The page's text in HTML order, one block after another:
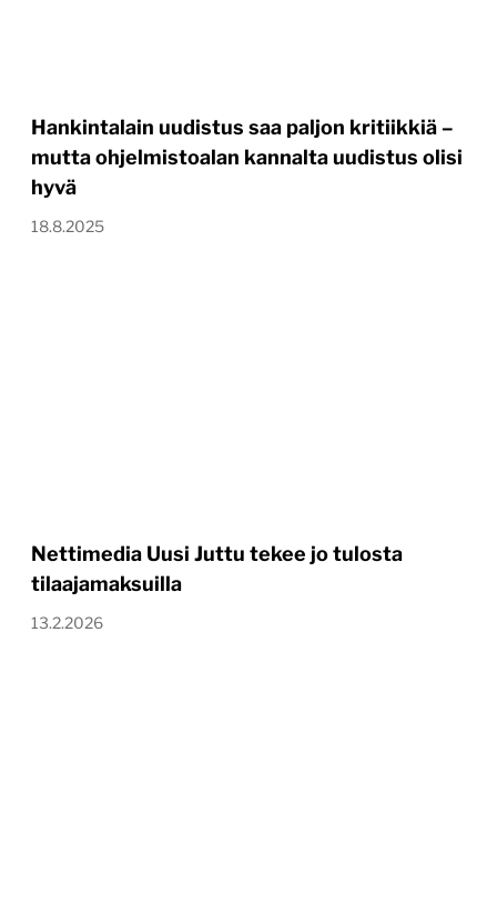
Hankintalain uudistus saa paljon kritiikkiä –
mutta ohjelmistoalan kannalta uudistus olisi
hyvä
18.8.2025
Nettimedia Uusi Juttu tekee jo tulosta
tilaajamaksuilla
13.2.2026